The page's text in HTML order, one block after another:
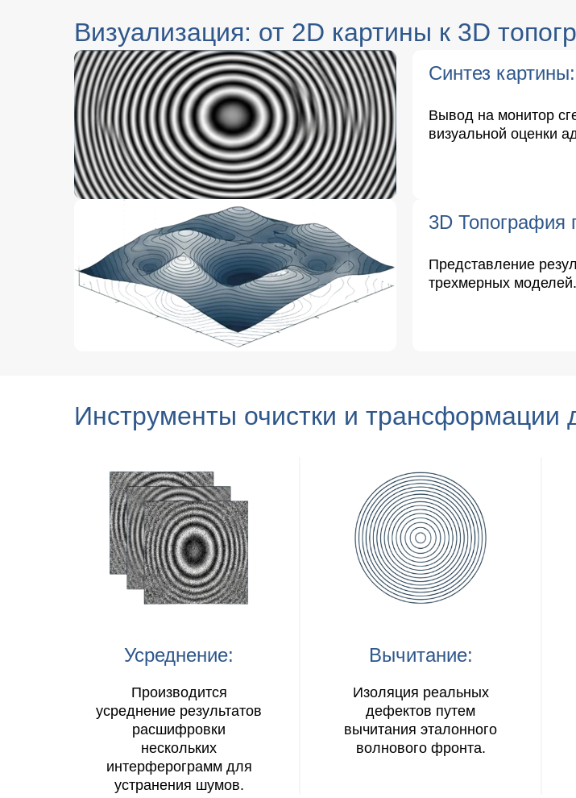
Визуализация: от 2D картины к 3D
Синтез картины:
Вывод на монитор
визуальной оценки
3D Топография
Представление
трехмерных моделей.
Инструменты очистки и трансформации
Усреднение:
Производится
усреднение результатов
расшифровки
нескольких
интерферограмм для
устранения шумов.
Вычитание:
Изоляция реальных
дефектов путем
вычитания эталонного
волнового фронта.